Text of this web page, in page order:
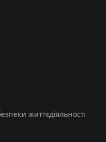
життєдіяльності